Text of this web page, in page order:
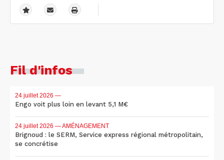
Fil d'infos
24 juillet 2026 —
Engo voit plus loin en levant 5,1 M€
24 juillet 2026 — AMÉNAGEMENT
Brignoud : le SERM, Service express régional métropolitain,
se concrétise